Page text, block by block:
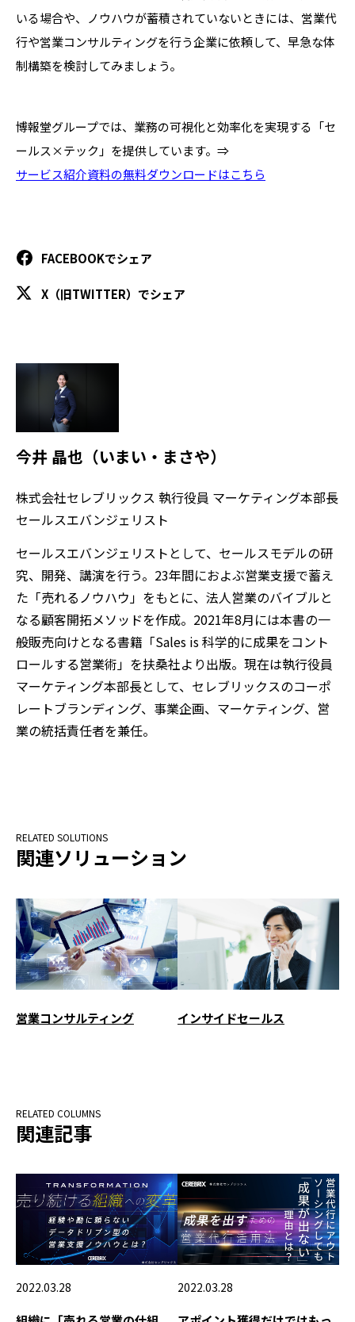
いる場合や、ノウハウが蓄積されていないときには、 営業代
行や営業コンサルティングを行う企業に依頼して、早急な体
制構築を検討してみましょう。
博報堂グループでは、業務の可視化と効率化を実現する「セ
ールス×テック」を提供しています。 ⇒
サービス紹介資料の無料ダウンロードはこちら
FACEBOOKでシェア
X（旧TWITTER）でシェア
今井 晶也（いまい・まさや）
株式会社セレブリックス 執行役員 マーケティング本部長
セールスエバンジェリスト
セールスエバンジェリストとして、セールスモデルの研
究、開発、講演を行う。23年間におよぶ営業支援で蓄え
た「売れるノウハウ」をもとに、法人営業のバイブルと
なる顧客開拓メソッドを作成。2021年8月には本書の一
般販売向けとなる書籍「Sales is 科学的に成果をコント
ロールする営業術」を扶桑社より出版。現在は執行役員
マーケティング本部長として、セレブリックスのコーポ
レートブランディング、事業企画、マーケティング、営
業の統括責任者を兼任。
関連ソリューション
営業コンサルティング インサイドセールス
関連記事
2022.03.28 2022.03.28